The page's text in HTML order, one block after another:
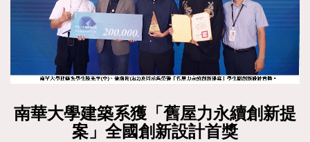
n
南華大學建築系獲「舊屋力永續創新提
案」全國創新設計首獎